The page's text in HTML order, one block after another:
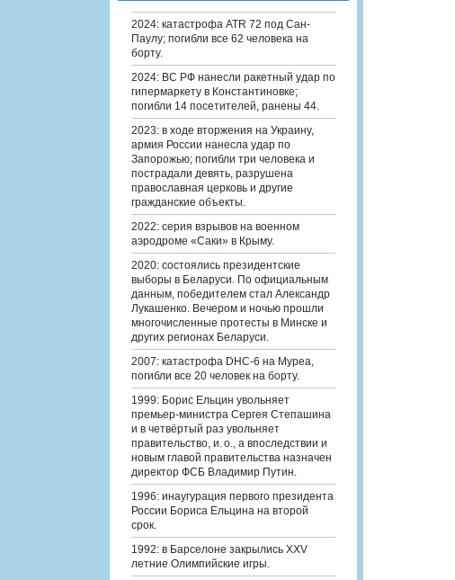
2024: катастрофа ATR 72 под Сан-
Паулу; погибли все 62 человека на
борту.
2024: ВС РФ нанесли ракетный удар по
гипермаркету в Константиновке;
погибли 14 посетителей, ранены 44.
2023: в ходе вторжения на Украину,
армия России нанесла удар по
Запорожью; погибли три человека и
пострадали девять, разрушена
православная церковь и другие
гражданские объекты.
2022: серия взрывов на военном
аэродроме «Саки» в Крыму.
2020: состоялись президентские
выборы в Беларуси. По официальным
данным, победителем стал Александр
Лукашенко. Вечером и ночью прошли
многочисленные протесты в Минске и
других регионах Беларуси.
2007: катастрофа DHC-6 на Муреа,
погибли все 20 человек на борту.
1999: Борис Ельцин увольняет
премьер-министра Сергея Степашина
и в четвёртый раз увольняет
правительство, и. о., а впоследствии и
новым главой правительства назначен
директор ФСБ Владимир Путин.
1996: инаугурация первого президента
России Бориса Ельцина на второй
срок.
1992: в Барселоне закрылись XXV
летние Олимпийские игры.